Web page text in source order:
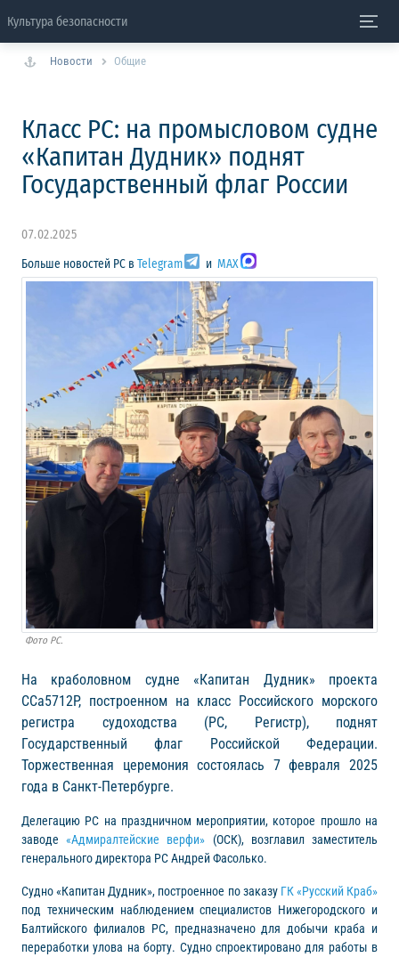
Культура безопасности
Новости Общие
Класс РС: на промысловом судне
«Капитан Дудник» поднят
Государственный флаг России
07.02.2025
Больше новостей РС в Telegram и MAX
Фото РС.
На краболовном судне «Капитан Дудник» проекта
CCa5712P, построенном на класс Российского морского
регистра судоходства (РС, Регистр), поднят
Государственный флаг Российской Федерации.
Торжественная церемония состоялась 7 февраля 2025
года в Санкт-Петербурге.
Делегацию РС на праздничном мероприятии, которое прошло на
заводе«Адмиралтейские верфи» (ОСК), возглавил заместитель
генерального директора РС Андрей Фасолько.
Судно «Капитан Дудник», построенное по заказу ГК «Русский Краб»
под техническим наблюдением специалистов Нижегородского и
Балтийского филиалов РС, предназначено для добычи краба и
переработки улова на борту. Судно спроектировано для работы в